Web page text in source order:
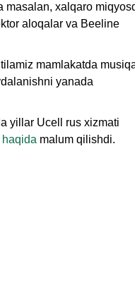
masalan, xalqaro
aloqalar va Beeline
mamlakatda
yanada
yillar Ucell rus xizmati
malum qilishdi.
A
Onlayn · bir